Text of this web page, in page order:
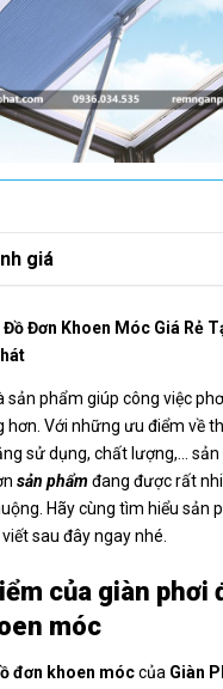
giá
Đơn Khoen Móc Giá Rẻ
sản phẩm giúp công việc
hơn. Với những ưu điểm về
sử dụng, chất lượng,…
sản phẩmđang được rất
Hãy cùng tìm hiểu sản
sau đây ngay nhé.
của giàn phơi
móc
đơn khoen móccủa Giàn